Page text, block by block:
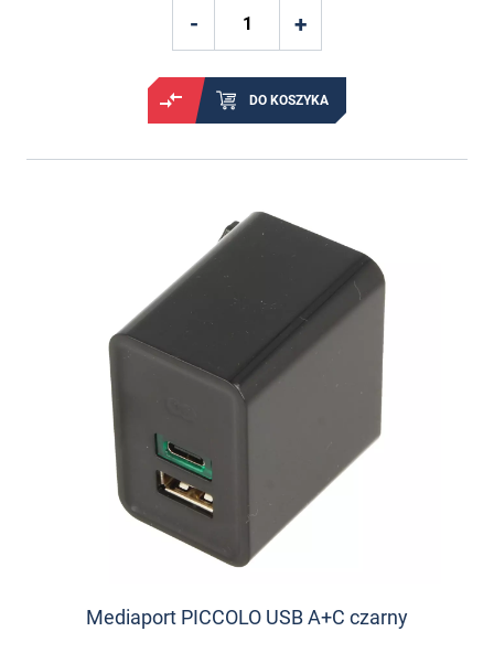
DO KOSZYKA
Mediaport PICCOLO USB A+C czarny